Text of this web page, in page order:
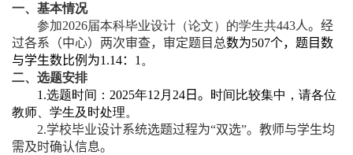
一、基本情况
参加2026届本科毕业设计（论文）的学生共443人。经
过各系（中心）两次审查，审定题目总数为507个， 题目数
与学生数比例为1.14： 1 。
二、选题安排
1.选题时间： 2025年12 月 24日。 时间 比较集中，请各位
教师、学生及时处理。
2.学校毕业设计系统选题过程为“双选”。教师与学生均
需及时确认信息。